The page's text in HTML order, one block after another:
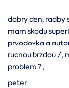
dobry den, radby
mam skodu
prvodovka a
rucnou brzdou /,
problem ? ,
peter